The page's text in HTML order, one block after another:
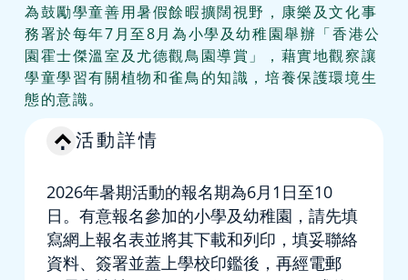
為鼓勵學童善用暑假餘暇擴闊視野，康樂及文化事
務署於每年7月至8月為小學及幼稚園舉辦「香港公
園霍士傑溫室及尤德觀鳥園導賞」，藉實地觀察讓
學童學習有關植物和雀鳥的知識，培養保護環境生
態的意識。
活動詳情
2026年暑期活動的報名期為6月1日至10
日。有意報名參加的小學及幼稚園，請先填
寫網上報名表並將其下載和列印，填妥聯絡
資料、簽署並蓋上學校印鑑後，再經電郵